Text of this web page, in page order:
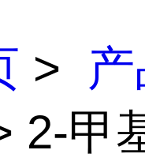
>
2-甲